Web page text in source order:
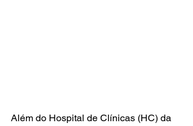
Além do Hospital de Clínicas (HC) da